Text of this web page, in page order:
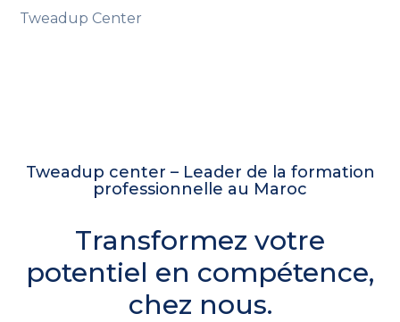
Tweadup Center
Tweadup center – Leader de la formation
professionnelle au Maroc
Transformez votre
potentiel en compétence,
chez nous.